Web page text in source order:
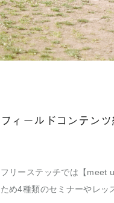
フィールドコンテン
フリーステッチでは【meet
ため4種類のセミナーやレッ